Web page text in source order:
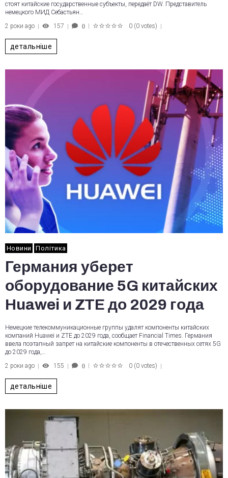
стоят китайские государственные субъекты, передаёт DW. Представитель
немецкого МИД Себастьян…
2 роки ago
157 0 0 (0 votes)
детальніше
Новини Політика
Германия уберет
оборудование 5G китайских
Huawei и ZTE до 2029 года
Немецкие телекоммуникационные группы удалят компоненты китайских
компаний Huawei и ZTE до 2029 года, сообщает Financial Times. Германия
ввела поэтапный запрет на китайские компоненты в отечественных сетях 5G
до 2029 года,…
2 роки ago
155 0 0 (0 votes)
детальніше